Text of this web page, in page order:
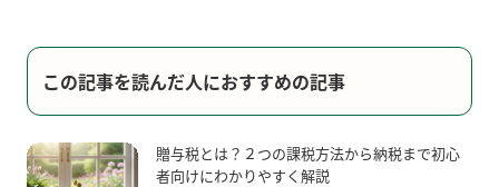
この記事を読んだ人におすすめの記事
贈与税とは？２つの課税方法から納税まで初心
者向けにわかりやすく解説